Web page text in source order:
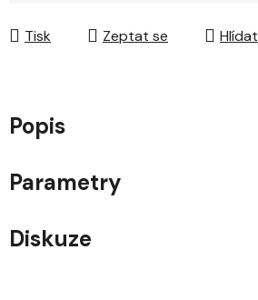
Tisk Zeptat se Hlídat
Popis
Parametry
Diskuze